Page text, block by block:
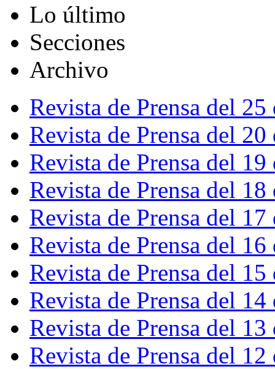
Lo último
Secciones
Archivo
Revista de Prensa del
Revista de Prensa del
Revista de Prensa del
Revista de Prensa del
Revista de Prensa del
Revista de Prensa del
Revista de Prensa del
Revista de Prensa del
Revista de Prensa del
Revista de Prensa del